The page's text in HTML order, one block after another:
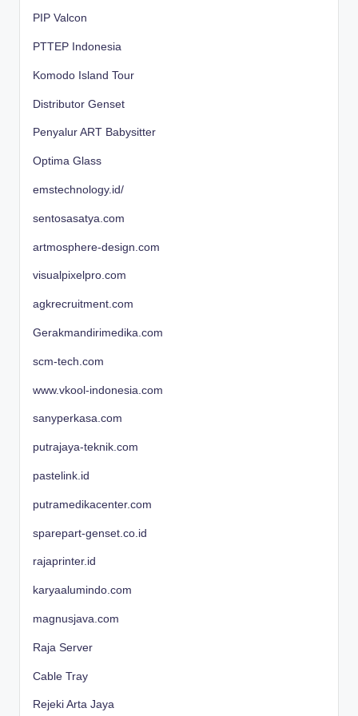
PIP Valcon
PTTEP Indonesia
Komodo Island Tour
Distributor Genset
Penyalur ART Babysitter
Optima Glass
emstechnology.id/
sentosasatya.com
artmosphere-design.com
visualpixelpro.com
agkrecruitment.com
Gerakmandirimedika.com
scm-tech.com
www.vkool-indonesia.com
sanyperkasa.com
putrajaya-teknik.com
pastelink.id
putramedikacenter.com
sparepart-genset.co.id
rajaprinter.id
karyaalumindo.com
magnusjava.com
Raja Server
Cable Tray
Rejeki Arta Jaya